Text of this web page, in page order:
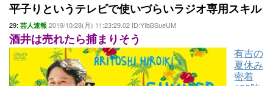
平子りというテレビで使いづらいラジオ専用スキル
29: 芸人速報 2019/10/28(月) 11:23:29.02 ID:YIbBSueUM
酒井は売れたら捕まりそう
有吉の
夏休み
密着